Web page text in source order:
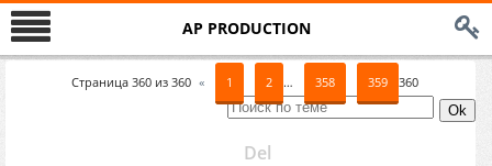
AP PRODUCTION
Страница 360из 360 « 1 2 … 358 359 360
Del